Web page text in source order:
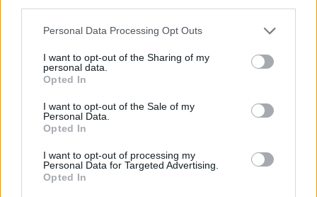
Please note that this website/app uses one or more Google
not limited to your visit or usage behaviour. You may click to
grant or deny consent to Google and its third-party tags to
use your data for below specified purposes in below Google
consent section.
Personal Data Processing Opt Outs
I want to opt-out of the Sharing of my
personal data.
Opted In
I want to opt-out of the Sale of my
Personal Data.
Opted In
I want to opt-out of processing my
Personal Data for Targeted Advertising.
Opted In
A videó közzététele után Magyar Péter
Az államfő bejegyzése alatt ezt írta:
Később saját oldalán is bírálta a köztársasági
elnököt:„Sulyok Tamás soha nem állt ki sem az elesettekért,
sem a megtámadottak mellett, sem a jogállam védelmében.